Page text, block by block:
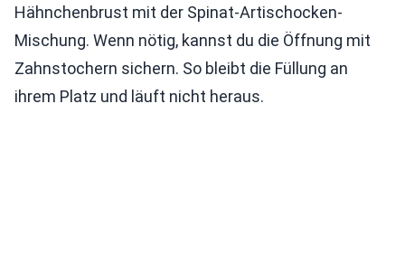
Hähnchenbrust mit der Spinat-Artischocken-
Mischung. Wenn nötig, kannst du die Öffnung mit
Zahnstochern sichern. So bleibt die Füllung an
ihrem Platz und läuft nicht heraus.